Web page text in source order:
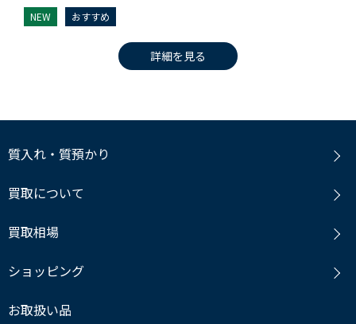
NEW おすすめ
詳細を見る
質入れ・質預かり
買取について
買取相場
ショッピング
お取扱い品